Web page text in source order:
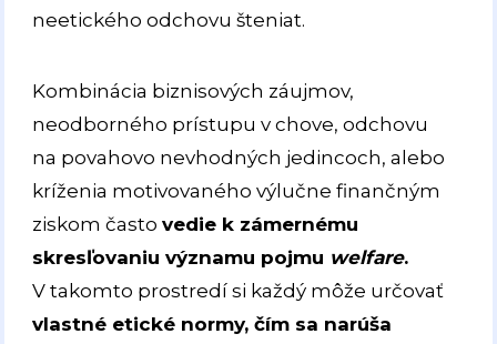
neetického odchovu šteniat.
Kombinácia biznisových záujmov,
neodborného prístupu v chove, odchovu
na povahovo nevhodných jedincoch, alebo
kríženia motivovaného výlučne finančným
ziskom častovedie k zámernému
skresľovaniu významu pojmu welfare.
V takomto prostredí si každý môže určovať
vlastné etické normy, čím sa narúša